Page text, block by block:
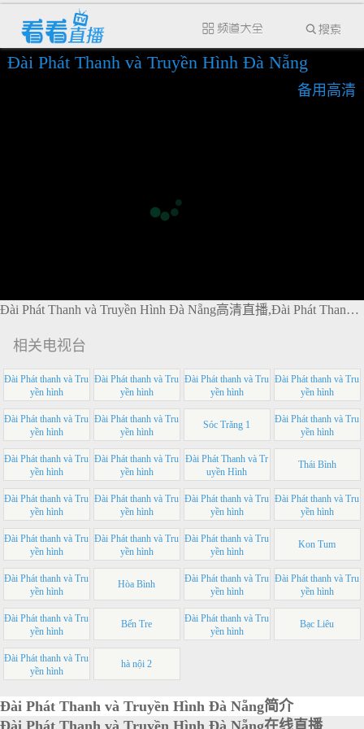
Đài Phát Thanh và Truyền Hình Đà Nẵng
备用高清
Đài Phát Thanh và Truyền Hình Đà Nẵng高清直播,Đài Phát Thanh và Truyền Hình Đà Nẵng在线直播
相关电视台
Đài Phát thanh và Tru
yền hình
Đài Phát thanh và Tru
yền hình
Đài Phát thanh và Tru
yền hình
Đài Phát thanh và Tru
yền hình
Đài Phát thanh và Tru
yền hình
Đài Phát thanh và Tru
yền hình
Sóc Trăng 1
Đài Phát thanh và Tru
yền hình
Đài Phát thanh và Tru
yền hình
Đài Phát thanh và Tru
yền hình
Đài Phát Thanh và Tr
uyền Hình
Thái Bình
Đài Phát thanh và Tru
yền hình
Đài Phát thanh và Tru
yền hình
Đài Phát thanh và Tru
yền hình
Đài Phát thanh và Tru
yền hình
Đài Phát thanh và Tru
yền hình
Đài Phát thanh và Tru
yền hình
Đài Phát thanh và Tru
yền hình
Kon Tum
Đài Phát thanh và Tru
yền hình
Hòa Bình
Đài Phát thanh và Tru
yền hình
Đài Phát thanh và Tru
yền hình
Đài Phát thanh và Tru
yền hình
Bến Tre
Đài Phát thanh và Tru
yền hình
Bạc Liêu
Đài Phát thanh và Tru
yền hình
hà nội 2
Đài Phát Thanh và Truyền Hình Đà Nẵng简介
Đài Phát Thanh và Truyền Hình Đà Nẵng在线直播